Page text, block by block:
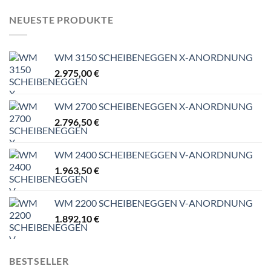
NEUESTE PRODUKTE
WM 3150 SCHEIBENEGGEN X-ANORDNUNG
2.975,00€
WM 2700 SCHEIBENEGGEN X-ANORDNUNG
2.796,50€
WM 2400 SCHEIBENEGGEN V-ANORDNUNG
1.963,50€
WM 2200 SCHEIBENEGGEN V-ANORDNUNG
1.892,10€
BESTSELLER